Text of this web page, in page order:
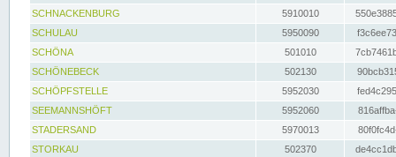
SCHNACKENBURG
5910010
SCHULAU
5950090
SCHÖNA
501010
SCHÖNEBECK
502130
SCHÖPFSTELLE
5952030
SEEMANNSHÖFT
5952060
STADERSAND
5970013
STORKAU
502370